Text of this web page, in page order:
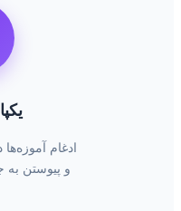
ادغام
و پیوستن به